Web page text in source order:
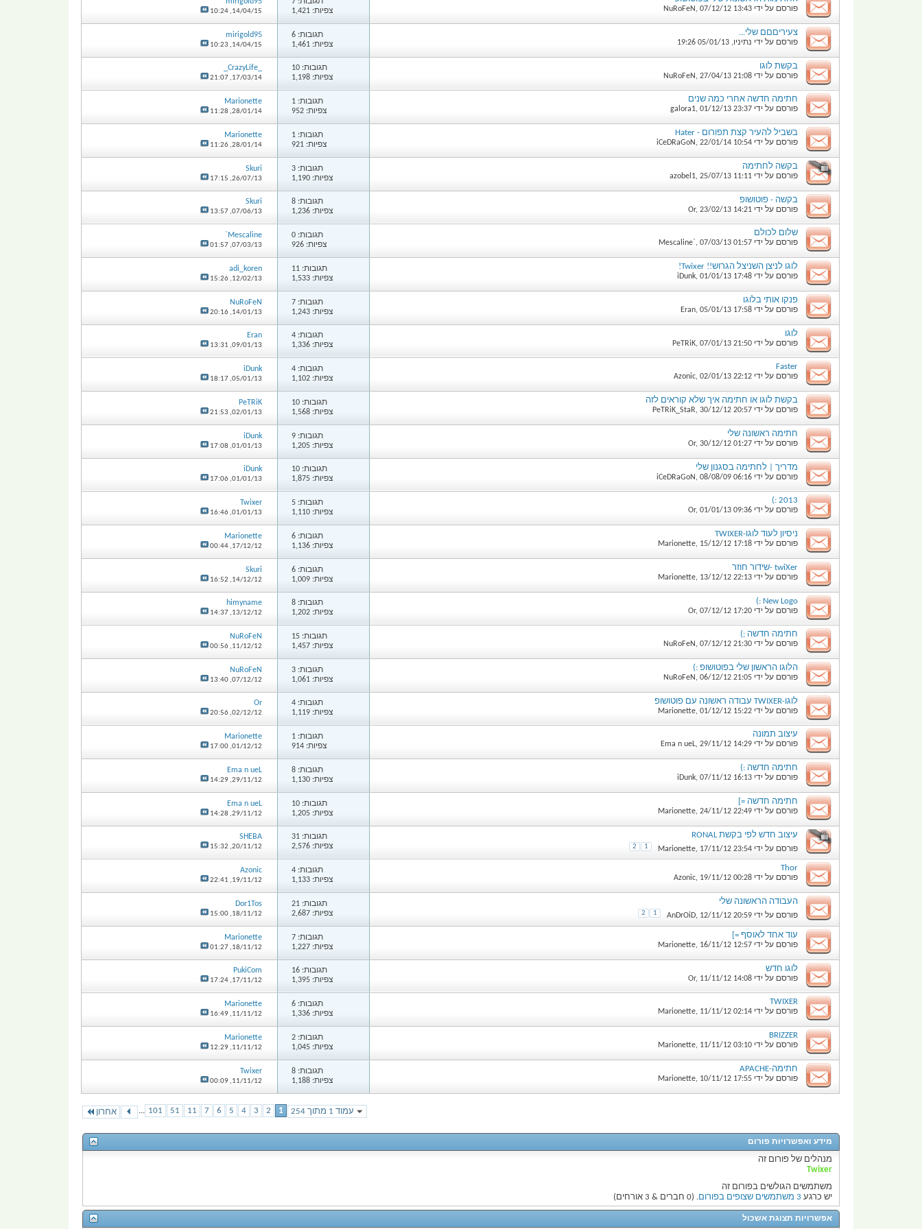
פורסם על ידי NuRoFeN , 07/12/12 13:43
צפיות: 1,421
14/04/15,
10:24
צעיריםםם שלי...
פורסם על ידי נתיניו,
05/01/13
תגובות: 6
צפיות: 1,461
mirigold95
14/04/15,
10:23
בקשת לוגו
פורסם על ידי NuRoFeN , 27/04/13 21:08
תגובות: 10
צפיות: 1,198
_CrazyLife_
17/03/14,
21:07
חתימה חדשה אחרי כמה שנים
פורסם על ידי galora1, 01/12/13 23:37
תגובות: 1
צפיות: 952
Marionette
28/01/14,
11:28
בשביל להעיר קצת תפורום - Hater
פורסם על ידי iCeDRaGoN , 22/01/14 10:54
תגובות: 1
צפיות: 921
Marionette
28/01/14,
11:26
בקשה לחתימה
פורסם על ידי azobel1, 25/07/13 11:11
תגובות: 3
צפיות: 1,190
Skuri
26/07/13,
17:15
בקשה - פוטושופ
פורסם על ידי Or, 23/02/13 14:21
תגובות: 8
צפיות: 1,236
Skuri
07/06/13,
13:57
שלום לכולם
פורסם על ידי Mescaline` , 07/03/13 01:57
תגובות: 0
צפיות: 926
Mescaline`
07/03/13,
01:57
לוגו לניצן השניצל הגרוש!! Twixer!
פורסם על ידי iDunk, 01/01/13 17:48
תגובות: 11
צפיות: 1,533
adi_koren
12/02/13,
15:26
פנקו אותי בלוגו
פורסם על ידי Eran, 05/01/13 17:58
תגובות: 7
צפיות: 1,243
NuRoFeN
14/01/13,
20:16
לוגו
פורסם על ידי PeTRiK, 07/01/13 21:50
תגובות: 4
צפיות: 1,336
Eran
09/01/13,
13:31
Faster
פורסם על ידי Azonic, 02/01/13 22:12
תגובות: 4
צפיות: 1,102
iDunk
05/01/13,
18:17
בקשת לוגו או חתימה איך שלא קוראים לזה
פורסם על ידי PeTRiK_StaR, 30/12/12 20:57
תגובות: 10
צפיות: 1,568
PeTRiK
02/01/13,
21:53
חתימה ראשונה שלי
פורסם על ידי Or, 30/12/12 01:27
תגובות: 9
צפיות: 1,205
iDunk
01/01/13,
17:08
מדריך | לחתימה בסגנון שלי
פורסם על ידי iCeDRaGoN , 08/08/09 06:16
תגובות: 10
צפיות: 1,875
iDunk
01/01/13,
17:06
2013 :)
פורסם על ידי Or, 01/01/13 09:36
תגובות: 5
צפיות: 1,110
Twixer
01/01/13,
16:46
ניסיון לעוד לוגו-TWIXER
פורסם על ידי Marionette, 15/12/12 17:18
תגובות: 6
צפיות: 1,136
Marionette
17/12/12,
00:44
twiXer -שידור חוזר
פורסם על ידי Marionette, 13/12/12 22:13
תגובות: 6
צפיות: 1,009
Skuri
14/12/12,
16:52
New Logo :)
פורסם על ידי Or, 07/12/12 17:20
תגובות: 8
צפיות: 1,202
himyname
13/12/12,
14:37
חתימה חדשה ;)
פורסם על ידי NuRoFeN , 07/12/12 21:30
תגובות: 15
צפיות: 1,457
NuRoFeN
11/12/12,
00:56
הלוגו הראשון שלי בפוטושופ :)
פורסם על ידי NuRoFeN , 06/12/12 21:05
תגובות: 3
צפיות: 1,061
NuRoFeN
07/12/12,
13:40
לוגו-TWIXER עבודה ראשונה עם פוטושופ
פורסם על ידי Marionette, 01/12/12 15:22
תגובות: 4
צפיות: 1,119
Or
02/12/12,
20:56
עיצוב תמונה
פורסם על ידי Ema n ueL, 29/11/12 14:29
תגובות: 1
צפיות: 914
Marionette
01/12/12,
17:00
חתימה חדשה :)
פורסם על ידי iDunk, 07/11/12 16:13
תגובות: 8
צפיות: 1,130
Ema n ueL
29/11/12,
14:29
חתימה חדשה =]
פורסם על ידי Marionette, 24/11/12 22:49
תגובות: 10
צפיות: 1,205
Ema n ueL
29/11/12,
14:28
עיצוב חדש לפי בקשת RONAL
פורסם על ידי Marionette, 17/11/12 23:54
1
2
תגובות: 31
צפיות: 2,576
SHEBA
20/11/12,
15:32
Thor
פורסם על ידי Azonic, 19/11/12 00:28
תגובות: 4
צפיות: 1,133
Azonic
19/11/12,
22:41
העבודה הראשונה שלי
פורסם על ידי AnDrOiD, 12/11/12 20:59
1
2
תגובות: 21
צפיות: 2,687
Dor1Tos
18/11/12,
15:00
עוד אחד לאוסף =]
פורסם על ידי Marionette, 16/11/12 12:57
תגובות: 7
צפיות: 1,227
Marionette
18/11/12,
01:27
לוגו חדש
פורסם על ידי Or, 11/11/12 14:08
תגובות: 16
צפיות: 1,395
PukiCom
17/11/12,
17:24
TWIXER
פורסם על ידי Marionette, 11/11/12 02:14
תגובות: 6
צפיות: 1,336
Marionette
11/11/12,
16:49
BRIZZER
פורסם על ידי Marionette, 11/11/12 03:10
תגובות: 2
צפיות: 1,045
Marionette
11/11/12,
12:29
חתימה-APACHE
פורסם על ידי Marionette, 10/11/12 17:55
תגובות: 8
צפיות: 1,188
Twixer
11/11/12,
00:09
עמוד 1 מתוך 254 1
2
3
4
5
6
7
11
51
101 אחרון
מידע ואפשרויות פורום
מנהלים של פורום זה
Twixer
משתמשים הגולשים בפורום זה
יש כרגע 3 משתמשים שצופים בפורום . (0 חברים & 3 אורחים)
אפשרויות תצוגת אשכול